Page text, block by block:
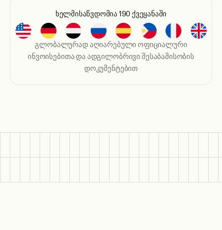
ხელმისაწვდომია 190 ქვეყანაში
გლობალურად აღიარებული ოფიციალური
ინვოისებითა და ადგილობრივი შესაბამისობის
დოკუმენტებით